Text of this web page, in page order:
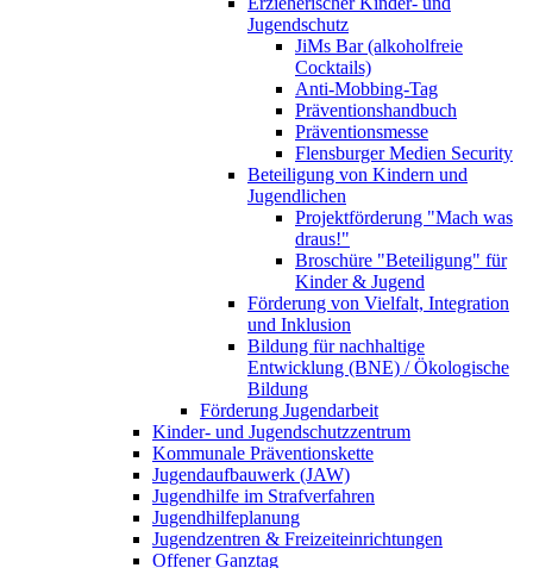
Jugendschutz
JiMs Bar (alkoholfreie
Cocktails)
Anti-Mobbing-Tag
Präventionshandbuch
Präventionsmesse
Flensburger Medien Security
Beteiligung von Kindern und
Jugendlichen
Projektförderung "Mach was
draus!"
Broschüre "Beteiligung" für
Kinder & Jugend
Förderung von Vielfalt, Integration
und Inklusion
Bildung für nachhaltige
Entwicklung (BNE) / Ökologische
Bildung
Förderung Jugendarbeit
Kinder- und Jugendschutzzentrum
Kommunale Präventionskette
Jugendaufbauwerk (JAW)
Jugendhilfe im Strafverfahren
Jugendhilfeplanung
Jugendzentren & Freizeiteinrichtungen
Offener Ganztag